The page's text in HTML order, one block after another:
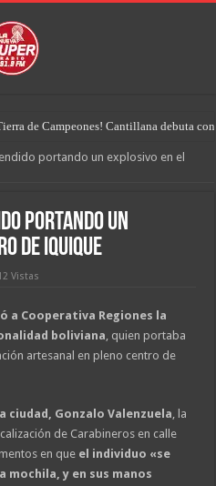
de Campeones! Cantillana debuta
portando un explosivo en el
portando un
de Iquique
Vistas
a Cooperativa Regiones la
boliviana, quien portaba
artesanal en pleno centro de
ciudad, Gonzalo Valenzuela, la
de Carabineros en calle
en que el individuo «se
mochila, y en sus manos